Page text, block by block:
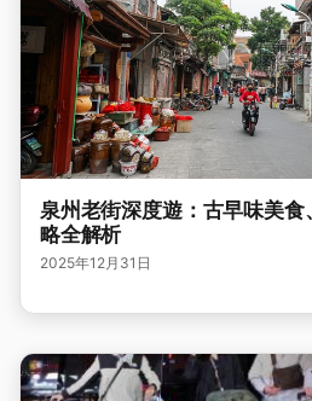
泉州老街深度遊：古早味美
略全解析
2025年12月31日